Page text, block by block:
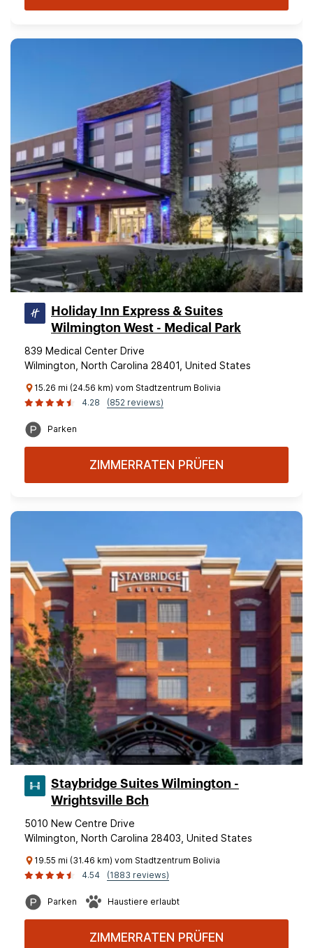
Holiday Inn Express & Suites
Wilmington West - Medical Park
839 Medical Center Drive
Wilmington, North Carolina 28401, United States
15.26 mi (24.56 km) vom Stadtzentrum Bolivia
4.28
(852 reviews)
Parken
ZIMMERRATEN PRÜFEN
Staybridge Suites Wilmington -
Wrightsville Bch
5010 New Centre Drive
Wilmington, North Carolina 28403, United States
19.55 mi (31.46 km) vom Stadtzentrum Bolivia
4.54
(1883 reviews)
Parken Haustiere erlaubt
ZIMMERRATEN PRÜFEN